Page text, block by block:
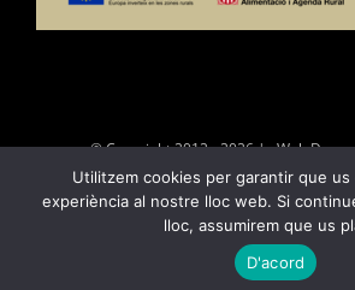
© Copyright 2012 -2026 | Web
|
Política de
cookies|
Avís legal i
Utilitzem cookies per garantir que us
experiència al nostre lloc web. Si
lloc, assumirem que us
D'acord